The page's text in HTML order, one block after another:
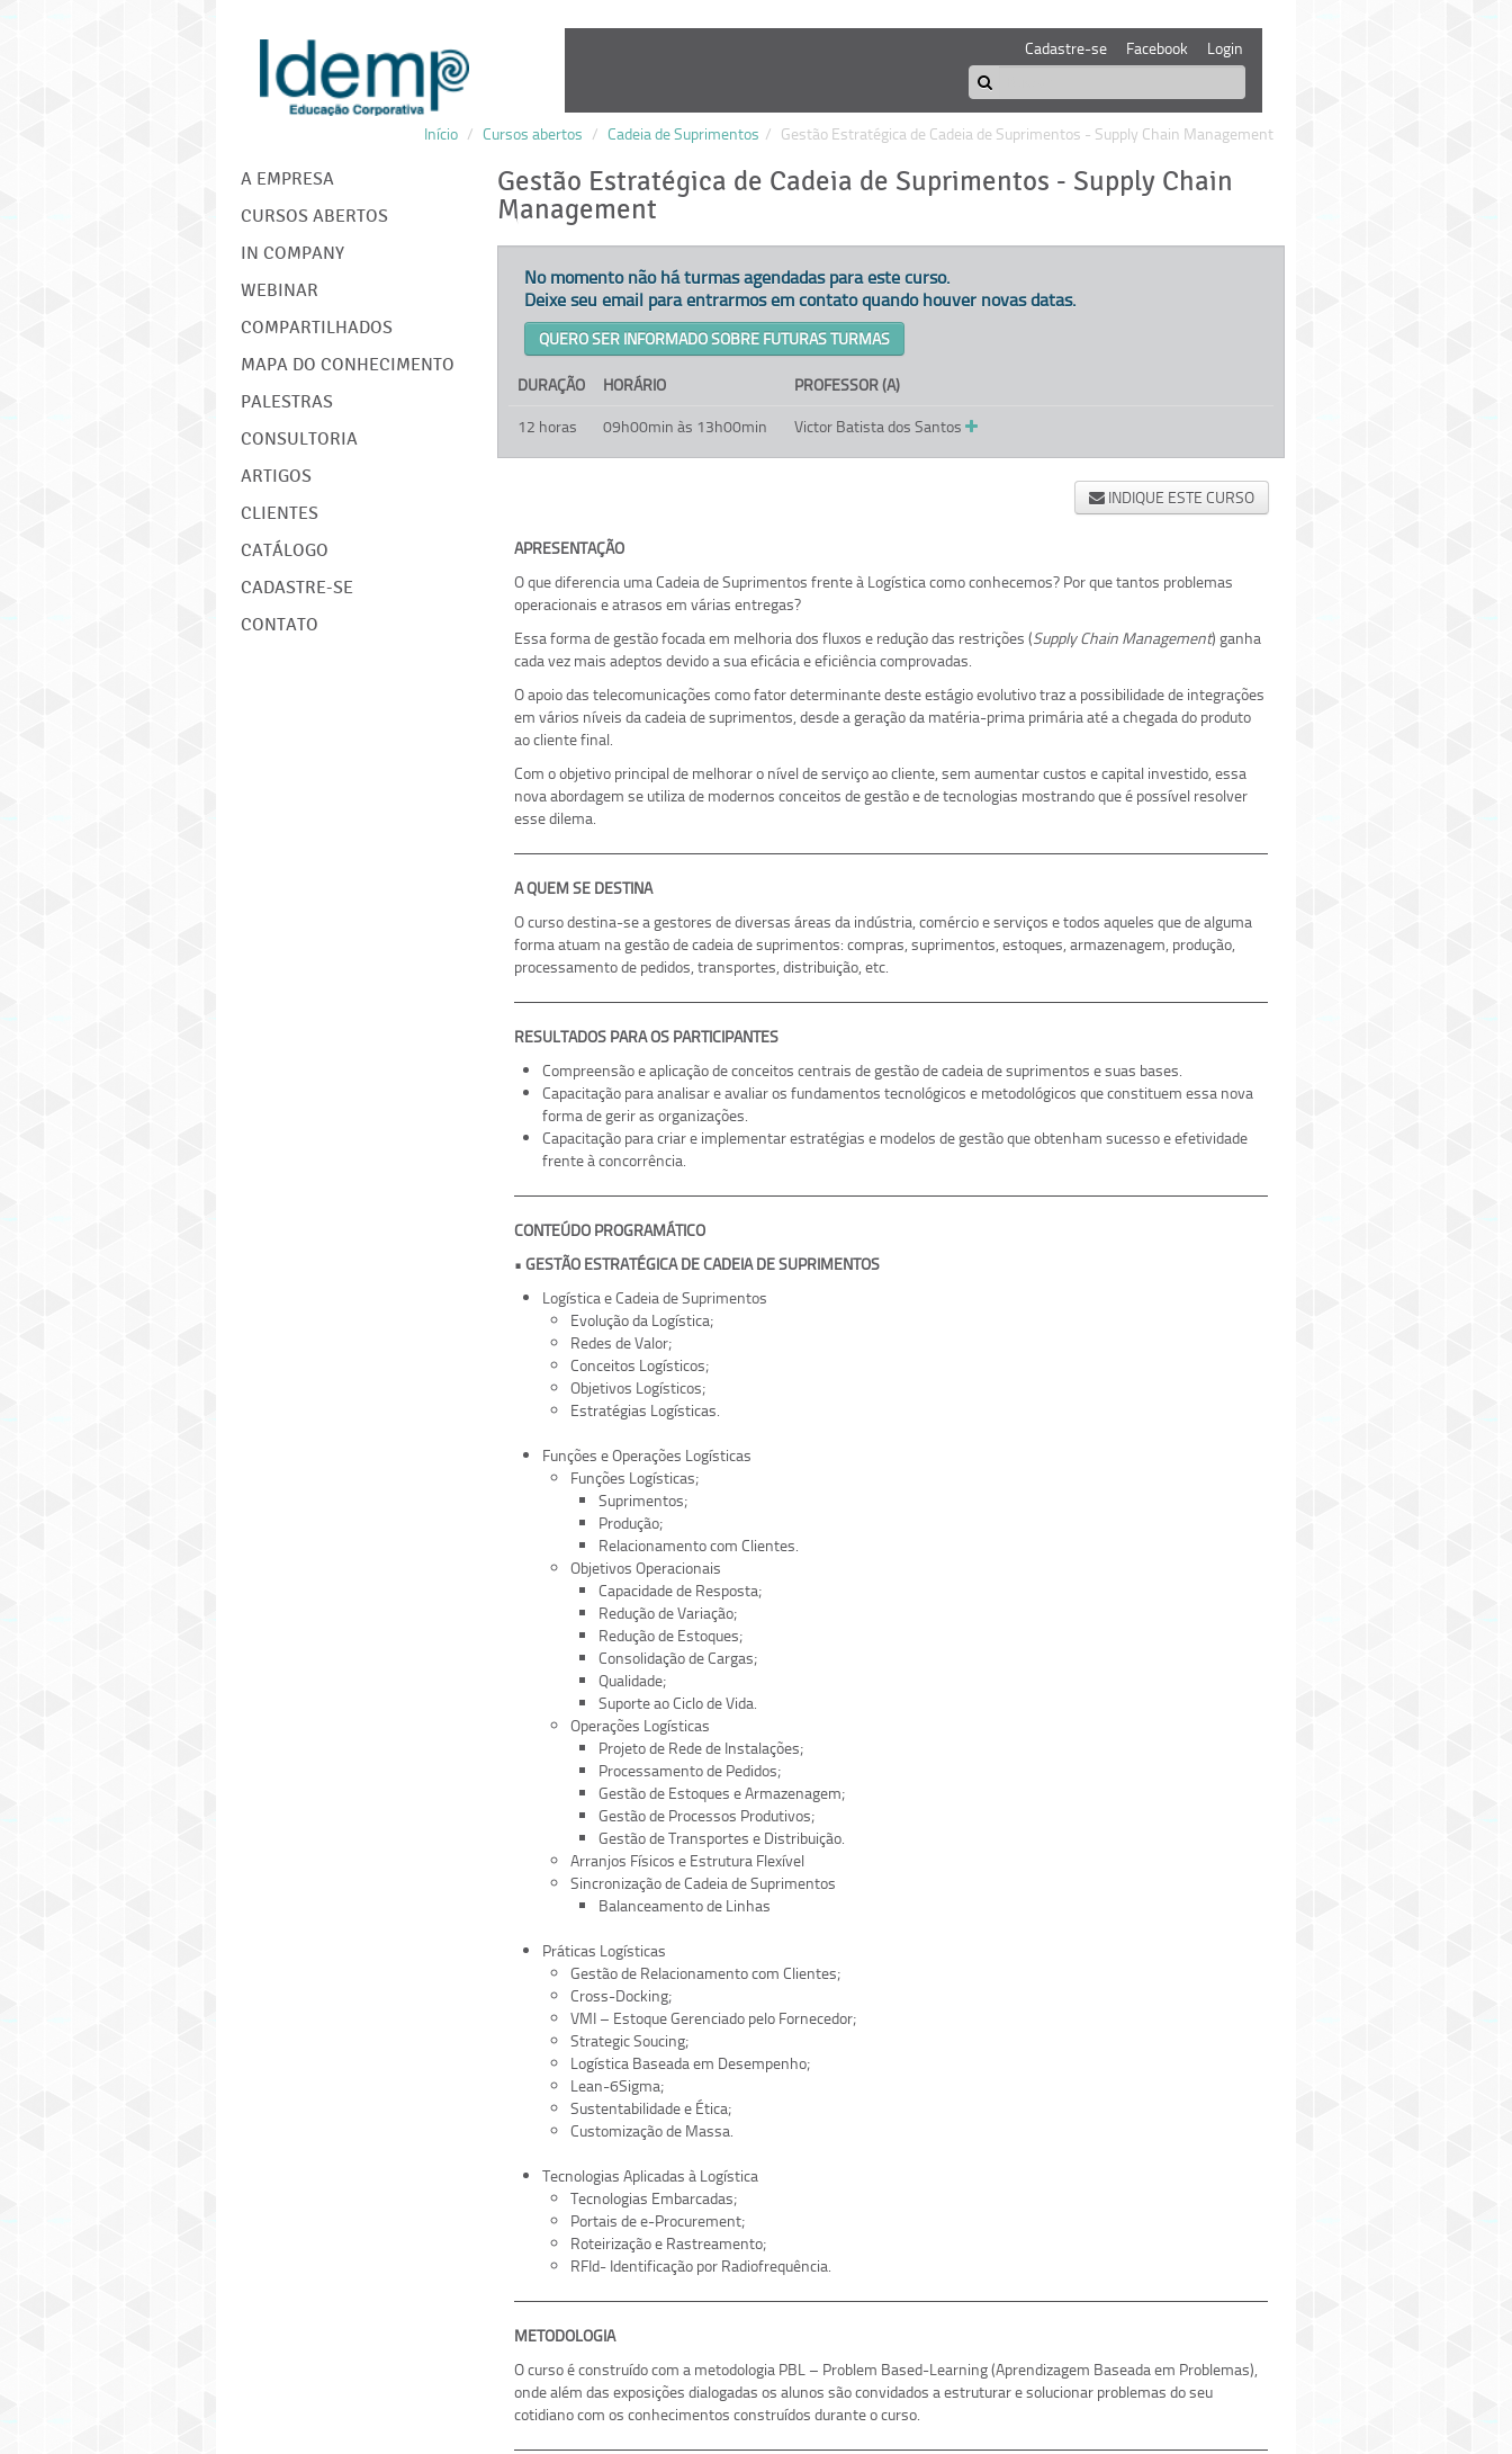
IDEMP
Login
Facebook
Cadastre-se
Início / Cursos abertos / Cadeia de Suprimentos / Gestão Estratégica de Cadeia de Suprimentos - Supply Chain Management
A EMPRESA
CURSOS ABERTOS
IN COMPANY
WEBINAR
COMPARTILHADOS
MAPA DO CONHECIMENTO
PALESTRAS
CONSULTORIA
ARTIGOS
CLIENTES
CATÁLOGO
CADASTRE-SE
CONTATO
Gestão Estratégica de Cadeia de Suprimentos - Supply Chain
Management
No momento não há turmas agendadas para este curso.
Deixe seu email para entrarmos em contato quando houver novas datas.
QUERO SER INFORMADO SOBRE FUTURAS TURMAS
DURAÇÃO HORÁRIO
PROFESSOR (A)
12 horas
09h00min às 13h00min Victor Batista dos Santos
INDIQUE ESTE CURSO
APRESENTAÇÃO
O que diferencia uma Cadeia de Suprimentos frente à Logística como conhecemos? Por que tantos problemas
operacionais e atrasos em várias entregas?
Essa forma de gestão focada em melhoria dos fluxos e redução das restrições (Supply Chain Management) ganha
cada vez mais adeptos devido a sua eficácia e eficiência comprovadas.
O apoio das telecomunicações como fator determinante deste estágio evolutivo traz a possibilidade de integrações
em vários níveis da cadeia de suprimentos, desde a geração da matéria-prima primária até a chegada do produto
ao cliente final.
Com o objetivo principal de melhorar o nível de serviço ao cliente, sem aumentar custos e capital investido, essa
nova abordagem se utiliza de modernos conceitos de gestão e de tecnologias mostrando que é possível resolver
esse dilema.
A QUEM SE DESTINA
O curso destina-se a gestores de diversas áreas da indústria, comércio e serviços e todos aqueles que de alguma
forma atuam na gestão de cadeia de suprimentos: compras, suprimentos, estoques, armazenagem, produção,
processamento de pedidos, transportes, distribuição, etc.
RESULTADOS PARA OS PARTICIPANTES
Compreensão e aplicação de conceitos centrais de gestão de cadeia de suprimentos e suas bases.
Capacitação para analisar e avaliar os fundamentos tecnológicos e metodológicos que constituem essa nova
forma de gerir as organizações.
Capacitação para criar e implementar estratégias e modelos de gestão que obtenham sucesso e efetividade
frente à concorrência.
CONTEÚDO PROGRAMÁTICO
• GESTÃO ESTRATÉGICA DE CADEIA DE SUPRIMENTOS
Logística e Cadeia de Suprimentos
Evolução da Logística;
Redes de Valor;
Conceitos Logísticos;
Objetivos Logísticos;
Estratégias Logísticas.
Funções e Operações Logísticas
Funções Logísticas;
Suprimentos;
Produção;
Relacionamento com Clientes.
Objetivos Operacionais
Capacidade de Resposta;
Redução de Variação;
Redução de Estoques;
Consolidação de Cargas;
Qualidade;
Suporte ao Ciclo de Vida.
Operações Logísticas
Projeto de Rede de Instalações;
Processamento de Pedidos;
Gestão de Estoques e Armazenagem;
Gestão de Processos Produtivos;
Gestão de Transportes e Distribuição.
Arranjos Físicos e Estrutura Flexível
Sincronização de Cadeia de Suprimentos
Balanceamento de Linhas
Práticas Logísticas
Gestão de Relacionamento com Clientes;
Cross-Docking;
VMI – Estoque Gerenciado pelo Fornecedor;
Strategic Soucing;
Logística Baseada em Desempenho;
Lean-6Sigma;
Sustentabilidade e Ética;
Customização de Massa.
Tecnologias Aplicadas à Logística
Tecnologias Embarcadas;
Portais de e-Procurement;
Roteirização e Rastreamento;
RFId- Identificação por Radiofrequência.
METODOLOGIA
O curso é construído com a metodologia PBL – Problem Based-Learning (Aprendizagem Baseada em Problemas),
onde além das exposições dialogadas os alunos são convidados a estruturar e solucionar problemas do seu
cotidiano com os conhecimentos construídos durante o curso.